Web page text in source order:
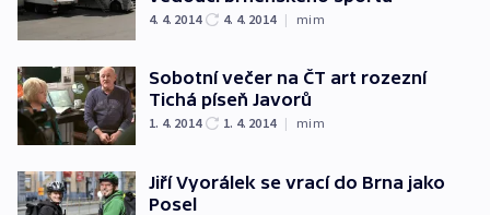
4. 4. 2014 4. 4. 2014 | mim
Sobotní večer na ČT art rozezní
Tichá píseň Javorů
1. 4. 2014 1. 4. 2014 | mim
Jiří Vyorálek se vrací do Brna jako
Posel